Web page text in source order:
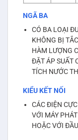
NGÃ BA
CÓ BA LOẠI
KHÔNG BỊ
HÀM LƯỢNG
ĐẶT ÁP SUẤT
TÍCH NƯỚC
KIỂU KẾT NỐI
CÁC ĐIỆN
VỚI MÁY
HOẶC VỚI